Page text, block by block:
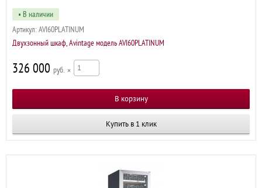
• В наличии
Артикул: AVI60PLATINUM
Двухзонный шкаф, Avintage модель AVI60PLATINUM
326 000 р ×
Купить в 1 клик